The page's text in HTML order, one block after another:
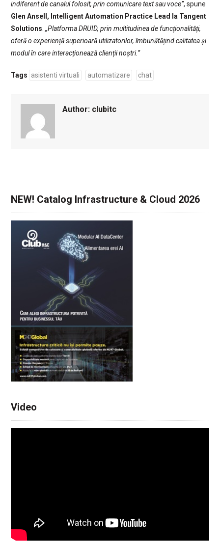
indiferent de canalul folosit, prin comunicare text sau voce”, spune
Glen Ansell, Intelligent Automation Practice Lead la Tangent
Solutions. „Platforma DRUID, prin multitudinea de funcționalități,
oferă o experiență superioară utilizatorilor, îmbunătățind calitatea și
modul în care interacționează clienții noștri.”
Tags asistenti virtuali automatizare chat
Author: clubitc
NEW! Catalog Infrastructure & Cloud 2026
Video